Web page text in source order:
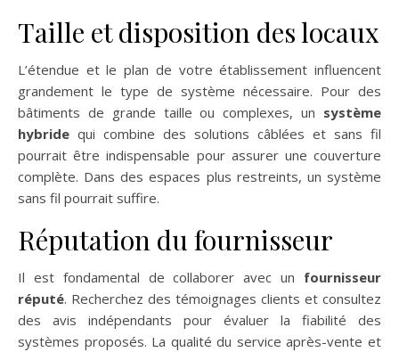
Taille et disposition des locaux
L’étendue et le plan de votre établissement influencent
grandement le type de système nécessaire. Pour des
bâtiments de grande taille ou complexes, un système
hybride qui combine des solutions câblées et sans fil
pourrait être indispensable pour assurer une couverture
complète. Dans des espaces plus restreints, un système
sans fil pourrait suffire.
Réputation du fournisseur
Il est fondamental de collaborer avec un fournisseur
réputé. Recherchez des témoignages clients et consultez
des avis indépendants pour évaluer la fiabilité des
systèmes proposés. La qualité du service après-vente et